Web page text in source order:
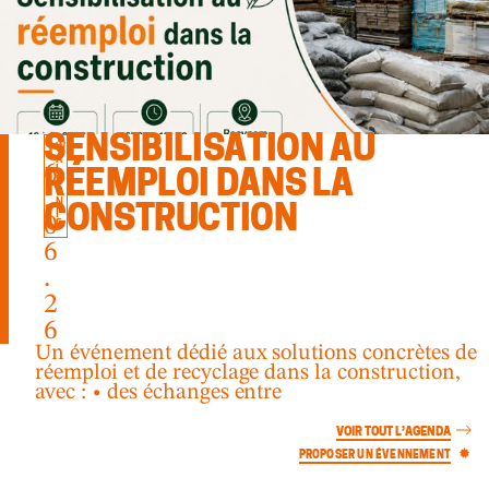
1
6
.
0
6
.
2
6
W
A
L
L
O
N
I
E
SENSIBILISATION AU
RÉEMPLOI DANS LA
CONSTRUCTION
Un événement dédié aux solutions concrètes de
réemploi et de recyclage dans la construction,
avec : • des échanges entre
VOIR TOUT L’AGENDA
PROPOSER UN ÉVENNEMENT